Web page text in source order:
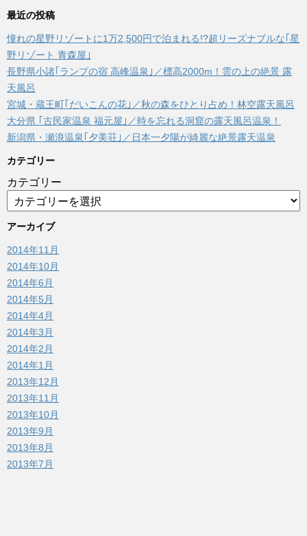
最近の投稿
憧れの星野リゾートに1万2,500円で泊まれる!?超リーズナブルな｢星
野リゾート 青森屋｣
長野県小諸｢ランプの宿 高峰温泉｣／標高2000m！雲の上の絶景 露
天風呂
宮城・蔵王町｢だいこんの花｣／秋の森をひとり占め！林空露天風呂
大分県 ｢古民家温泉 福元屋｣／時を忘れる洞窟の露天風呂温泉！
新潟県・瀬浪温泉｢夕美荘｣／日本一夕陽が綺麗な絶景露天温泉
カテゴリー
カテゴリー
アーカイブ
2014年11月
2014年10月
2014年6月
2014年5月
2014年4月
2014年3月
2014年2月
2014年1月
2013年12月
2013年11月
2013年10月
2013年9月
2013年8月
2013年7月